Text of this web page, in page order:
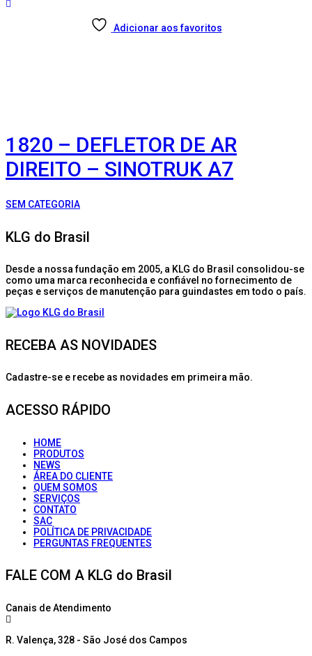
Adicionar aos favoritos
1820 – DEFLETOR DE AR
DIREITO – SINOTRUK A7
SEM CATEGORIA
KLG do Brasil
Desde a nossa fundação em 2005, a KLG do Brasil consolidou-se
como uma marca reconhecida e confiável no fornecimento de
peças e serviços de manutenção para guindastes em todo o país.
RECEBA AS NOVIDADES
Cadastre-se e recebe as novidades em primeira mão.
ACESSO RÁPIDO
HOME
PRODUTOS
NEWS
ÁREA DO CLIENTE
QUEM SOMOS
SERVIÇOS
CONTATO
SAC
POLÍTICA DE PRIVACIDADE
PERGUNTAS FREQUENTES
FALE COM A KLG do Brasil
Canais de Atendimento
R. Valença, 328 - São José dos Campos